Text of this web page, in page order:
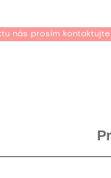
nás prosím kontaktujte.